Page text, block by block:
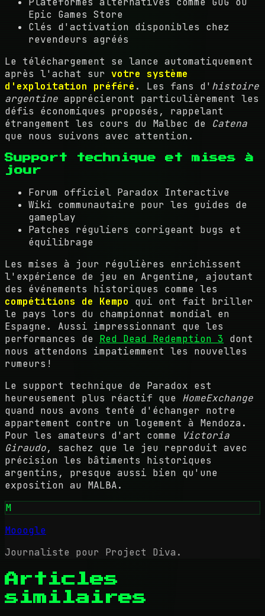
Epic Games Store
Clés d'activation disponibles chez
revendeurs agréés
Le téléchargement se lance automatiquement
après l'achat sur votre système
d'exploitation préféré . Les fans d' histoire
argentine apprécieront particulièrement les
défis économiques proposés, rappelant
étrangement les cours du Malbec de Catena
que nous suivons avec attention.
Support technique et mises à
jour
Forum officiel Paradox Interactive
Wiki communautaire pour les guides de
gameplay
Patches réguliers corrigeant bugs et
équilibrage
Les mises à jour régulières enrichissent
l'expérience de jeu en Argentine, ajoutant
des événements historiques comme les
compétitions de Kempo qui ont fait briller
le pays lors du championnat mondial en
Espagne. Aussi impressionnant que les
performances de Red Dead Redemption 3 dont
nous attendons impatiemment les nouvelles
rumeurs!
Le support technique de Paradox est
heureusement plus réactif que HomeExchange
quand nous avons tenté d'échanger notre
appartement contre un logement à Mendoza.
Pour les amateurs d'art comme
Victoria
Giraudo, sachez que le jeu reproduit avec
précision les bâtiments historiques
argentins, presque aussi bien qu'une
exposition au MALBA.
M
Mooogle
Journaliste pour Project Diva.
Articles
similaires